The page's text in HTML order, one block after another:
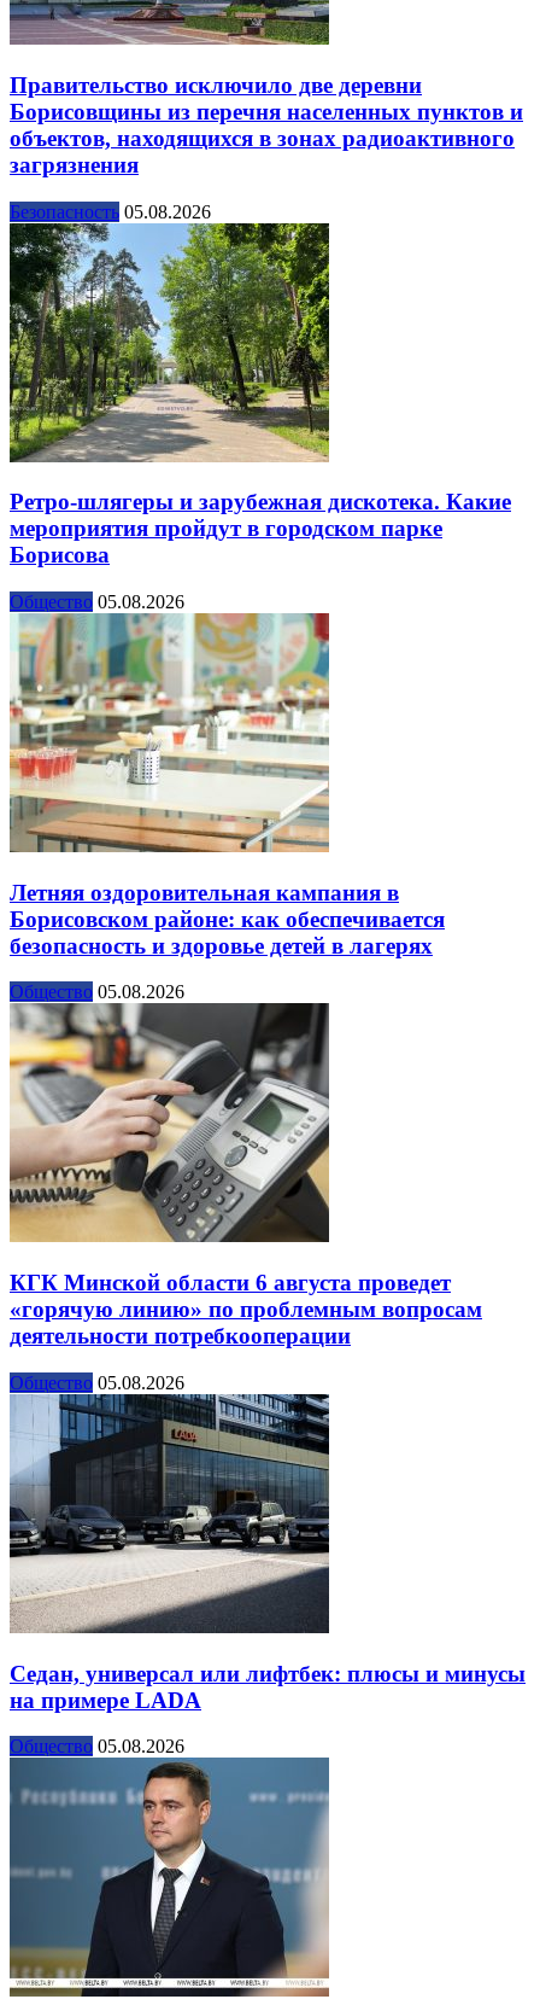
Правительство исключило две деревни
Борисовщины из перечня населенных пунктов и
объектов, находящихся в зонах радиоактивного
загрязнения
Безопасность 05.08.2026
Ретро-шлягеры и зарубежная дискотека. Какие
мероприятия пройдут в городском парке
Борисова
Общество 05.08.2026
Летняя оздоровительная кампания в
Борисовском районе: как обеспечивается
безопасность и здоровье детей в лагерях
Общество 05.08.2026
КГК Минской области 6 августа проведет
«горячую линию» по проблемным вопросам
деятельности потребкооперации
Общество 05.08.2026
Седан, универсал или лифтбек: плюсы и минусы
на примере LADA
Общество 05.08.2026